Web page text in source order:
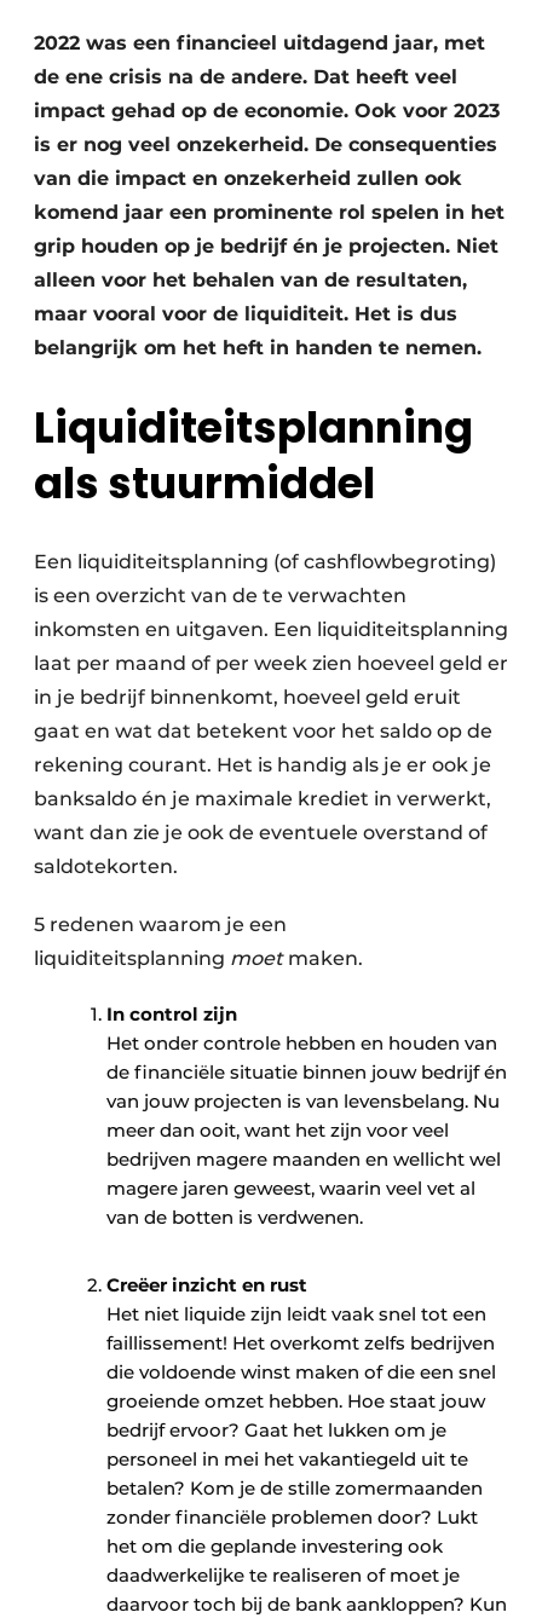
Vacature aanmelden
2022 was een financieel uitdagend jaar, met
de ene crisis na de andere. Dat heeft veel
impact gehad op de economie. Ook voor 2023
is er nog veel onzekerheid. De consequenties
van die impact en onzekerheid zullen ook
komend jaar een prominente rol spelen in het
grip houden op je bedrijf én je projecten. Niet
alleen voor het behalen van de resultaten,
maar vooral voor de liquiditeit. Het is dus
belangrijk om het heft in handen te nemen.
Liquiditeitsplanning
als stuurmiddel
Een liquiditeitsplanning (of cashflowbegroting)
is een overzicht van de te verwachten
inkomsten en uitgaven. Een liquiditeitsplanning
laat per maand of per week zien hoeveel geld er
in je bedrijf binnenkomt, hoeveel geld eruit
gaat en wat dat betekent voor het saldo op de
rekening courant. Het is handig als je er ook je
banksaldo én je maximale krediet in verwerkt,
want dan zie je ook de eventuele overstand of
saldotekorten.
5 redenen waarom je een
liquiditeitsplanning moetmaken.
In control zijn
Het onder controle hebben en houden van
de financiële situatie binnen jouw bedrijf én
van jouw projecten is van levensbelang. Nu
meer dan ooit, want het zijn voor veel
bedrijven magere maanden en wellicht wel
magere jaren geweest, waarin veel vet al
van de botten is verdwenen.
Creëer inzicht en rust
Het niet liquide zijn leidt vaak snel tot een
faillissement! Het overkomt zelfs bedrijven
die voldoende winst maken of die een snel
groeiende omzet hebben. Hoe staat jouw
bedrijf ervoor? Gaat het lukken om je
personeel in mei het vakantiegeld uit te
betalen? Kom je de stille zomermaanden
zonder financiële problemen door? Lukt
het om die geplande investering ook
daadwerkelijke te realiseren of moet je
daarvoor toch bij de bank aankloppen? Kun